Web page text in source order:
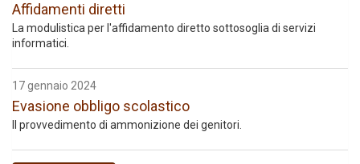
Affidamenti diretti
La modulistica per l'affidamento diretto sottosoglia di servizi
informatici.
17 gennaio 2024
Evasione obbligo scolastico
Il provvedimento di ammonizione dei genitori.